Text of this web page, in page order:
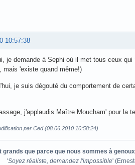
10:57:38
je demande à Sephi où il met tous ceux
mais 'existe quand même!)
je suis dégouté du comportement de
j'applaudis Maître Moucham' pour la
par Ced (08.06.2010 10:58:24)
grands que parce que nous sommes à
Soyez réaliste, demandez l'impossible'